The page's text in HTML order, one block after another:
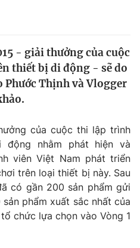
- giải thưởng của cuộc
thiết bị di động - sẽ do
Phước Thịnh và Vlogger
của cuộc thi lập trình
nhằm phát hiện và
viên Việt Nam phát triển
trên loại thiết bị này. Sau
có gần 200 sản phẩm gửi
phẩm xuất sắc nhất của
chức lựa chọn vào Vòng 1